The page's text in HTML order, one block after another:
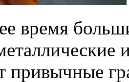
время
привычные